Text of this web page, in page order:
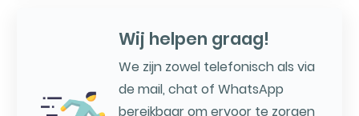
Wij helpen graag!
We zijn zowel telefonisch als via
de mail, chat of WhatsApp
bereikbaar om ervoor te zorgen